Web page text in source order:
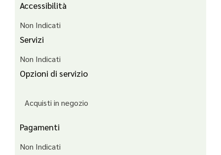
Accessibilità
Non Indicati
Servizi
Non Indicati
Opzioni di servizio
Acquisti in negozio
Pagamenti
Non Indicati